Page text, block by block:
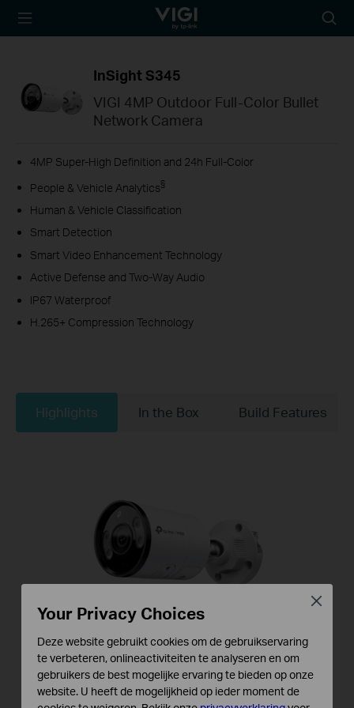
TP-Link, Reliably
icon
InSight S345
VIGI 4MP Outdoor Full-Color Bullet
Network Camera
4MP Super-High Definition and 24h Full-Color
People & Vehicle Analytics§
Human & Vehicle Classification
Smart Detection
Smart Video Enhancement Technology
Active Defense and Two-Way Audio
IP67 Waterproof
H.265+ Compression Technology
Highlights In the Box Build Features
Your Privacy Choices
Deze website gebruikt cookies om de gebruikservaring
te verbeteren, onlineactiviteiten te analyseren en om
gebruikers de best mogelijke ervaring te bieden op onze
website. U heeft de mogelijkheid op ieder moment de
Close